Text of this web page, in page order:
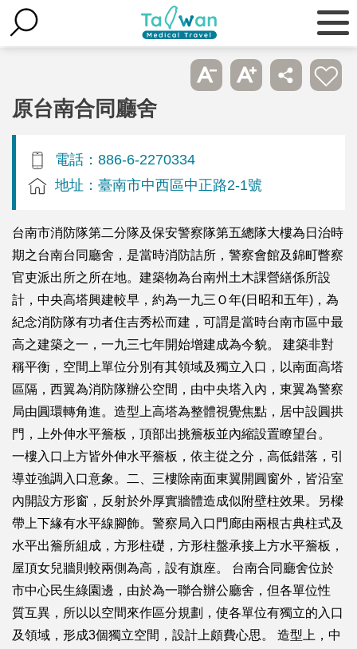
原台南合同廳舍
電話：886-6-2270334
地址：臺南市中西區中正路2-1號
台南市消防隊第二分隊及保安警察隊第五總隊大樓為日治時
期之台南台同廳舍，是當時消防詰所，警察會館及錦町瞥察
官吏派出所之所在地。建築物為台南州土木課營繕係所設
計，中央高塔興建較早，約為一九三Ｏ年(日昭和五年)，為
紀念消防隊有功者住吉秀松而建，可謂是當時台南市區中最
高之建築之一，一九三七年開始增建成為今貌。 建築非對
稱平衡，空間上單位分別有其領域及獨立入口，以南面高塔
區隔，西翼為消防隊辦公空間，由中央塔入內，東翼為警察
局由圓環轉角進。造型上高塔為整體視覺焦點，居中設圓拱
門，上外伸水平簷板，頂部出挑簷板並內縮設置瞭望台。
一樓入口上方皆外伸水平簷板，依主從之分，高低錯落，引
導並強調入口意象。二、三樓除南面東翼開圓窗外，皆沿室
內開設方形窗，反射於外厚實牆體造成似附壁柱效果。另樑
帶上下緣有水平線腳飾。警察局入口門廊由兩根古典柱式及
水平出簷所組成，方形柱礎，方形柱盤承接上方水平簷板，
屋頂女兒牆則較兩側為高，設有旗座。 台南合同廳舍位於
市中心民生綠園邊，由於為一聯合辦公廳舍，但各單位性
質互異，所以以空間來作區分規劃，使各單位有獨立的入口
及領域，形成3個獨立空間，設計上頗費心思。 造型上，中